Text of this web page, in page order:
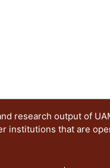
research output of
institutions that are